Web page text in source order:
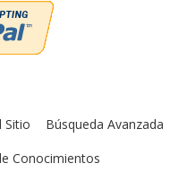
Sitio
Búsqueda Avanzada
Conocimientos